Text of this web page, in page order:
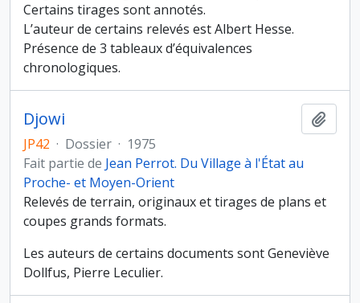
Certains tirages sont annotés.
L’auteur de certains relevés est Albert Hesse.
Présence de 3 tableaux d’équivalences
chronologiques.
Djowi
JP42 · Dossier · 1975
Fait partie de Jean Perrot. Du Village à l'État au
Proche- et Moyen-Orient
Relevés de terrain, originaux et tirages de plans et
coupes grands formats.
Les auteurs de certains documents sont Geneviève
Dollfus, Pierre Leculier.